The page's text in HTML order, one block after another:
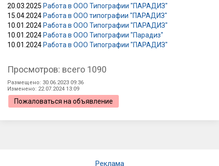
20.03.2025 Работа в ООО Типографии "ПАРАДИЗ"
15.04.2024Работа в ООО типографии "ПАРАДИЗ"
10.01.2024Работа в ООО Типографии "ПАРАДИЗ"
10.01.2024Работа в ООО Типографии "Парадиз"
10.01.2024Работа в ООО Типографии "ПАРАДИЗ"
Просмотров: всего 1090
Размещено: 30.06.2023 09:36
Изменено: 22.07.2024 13:09
Пожаловаться на объявление
Реклама